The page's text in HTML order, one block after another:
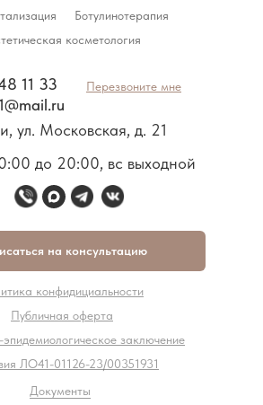
Перезвоните мне
до 20:00, вс выходной
ул. Московская, д. 21
11 33
на консультацию
Ботулинотерапия
косметология
конфидициальности
Публичная оферта
ЛО41-01126-23/00351931
заключение
Документы